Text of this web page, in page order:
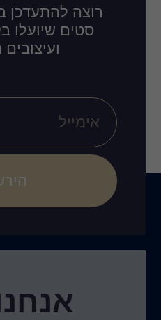
רוצה להתעדכן
סטים שיועלו
ועיצובים